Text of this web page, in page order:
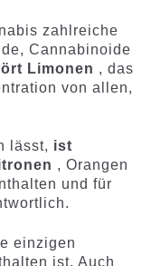
zahlreiche
Cannabinoide
Limonen , das
von allen,
lässt, ist
, Orangen
und für
einzigen
ist. Auch